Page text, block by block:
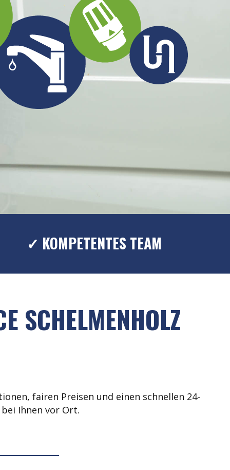
✓ KOMPETENTES TEAM
SCHELMENHOLZ
fairen Preisen und einen schnellen 24-
Ihnen vor Ort.